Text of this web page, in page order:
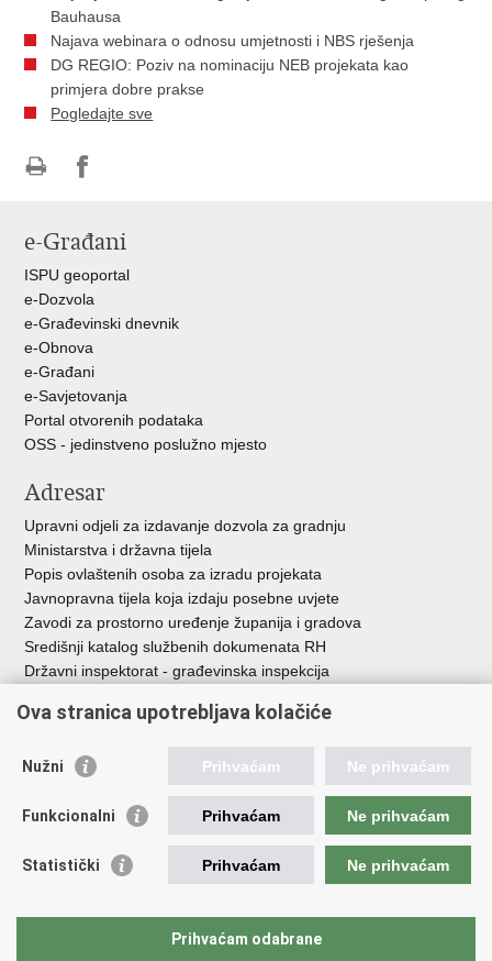
Bauhausa
Najava webinara o odnosu umjetnosti i NBS rješenja
DG REGIO: Poziv na nominaciju NEB projekata kao
primjera dobre prakse
Pogledajte sve
FacebookuTwitteru
e-Građani
ISPU geoportal
e-Dozvola
e-Građevinski dnevnik
e-Obnova
e-Građani
e-Savjetovanja
Portal otvorenih podataka
OSS - jedinstveno poslužno mjesto
Adresar
Upravni odjeli za izdavanje dozvola za gradnju
Ministarstva i državna tijela
Popis ovlaštenih osoba za izradu projekata
Javnopravna tijela koja izdaju posebne uvjete
Zavodi za prostorno uređenje županija i gradova
Središnji katalog službenih dokumenata RH
Državni inspektorat - građevinska inspekcija
Vlada Republike Hrvatske
Agencija za pravni promet i posredovanje nekretninama
Fond za zaštitu okoliša i energetsku učinkovitost
Državne nekretnine d.o.o.
Ova stranica upotrebljava kolačiće
Nužni Prihvaćam Ne prihvaćam
Funkcionalni Prihvaćam Ne prihvaćam
Statistički Prihvaćam Ne prihvaćam
Prihvaćam odabrane